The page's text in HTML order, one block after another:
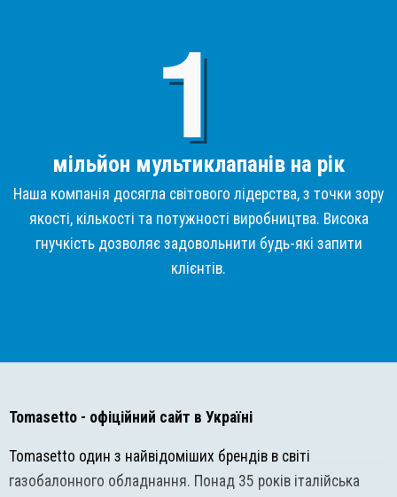
мільйон мультиклапанів на рік
Наша компанія досягла світового лідерства, з точки зору
якості, кількості та потужності виробництва. Висока
гнучкість дозволяє задовольнити будь-які запити
клієнтів.
Tomasetto - офіційний сайт в Україні
Tomasetto один з найвідоміших брендів в світі
газобалонного обладнання. Понад 35 років італійська